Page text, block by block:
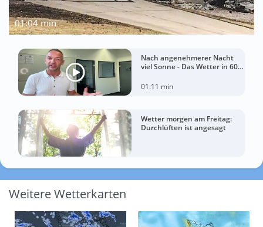
01:04 min
Nach angenehmerer Nacht
viel Sonne - Das Wetter in 60
01:11 min
Wetter morgen am Freitag:
Durchlüften ist angesagt
Weitere Wetterkarten